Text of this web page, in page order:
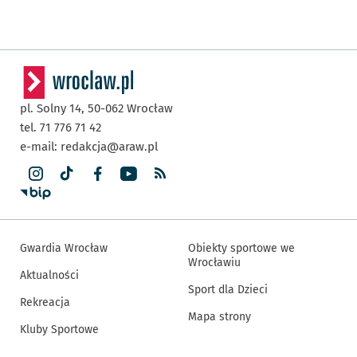
pl. Solny 14, 50-062 Wrocław
tel. 71 776 71 42
e-mail: redakcja@araw.pl
Gwardia Wrocław
Aktualności
Rekreacja
Kluby Sportowe
Obiekty sportowe we
Wrocławiu
Sport dla Dzieci
Mapa strony